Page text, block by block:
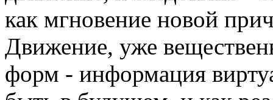
как мгновение новой
Движение, уже
форм - информация